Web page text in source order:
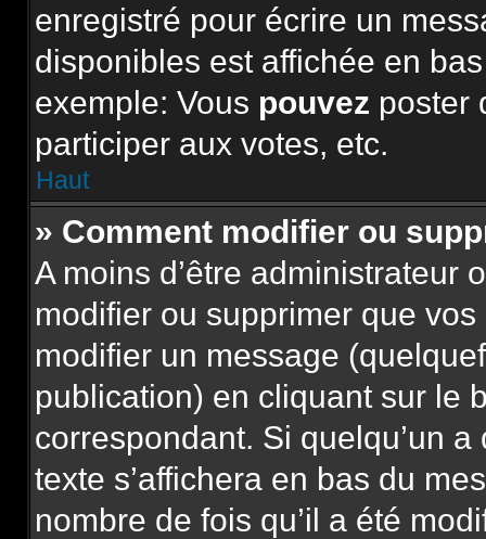
enregistré pour écrire un
disponibles est affichée en
exemple: Vous pouvez poster
participer aux votes, etc.
Haut
» Comment modifier ou
A moins d’être administrateur
modifier ou supprimer que
modifier un message
publication) en cliquant sur le
correspondant. Si quelqu’un
texte s’affichera en bas du
nombre de fois qu’il a été